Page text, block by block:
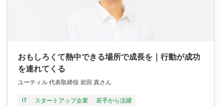
おもしろくて熱中できる場所で成長を｜行動が成功
を連れてくる
ユーティル 代表取締役 岩田 真さん
IT スタートアップ企業 若手から活躍